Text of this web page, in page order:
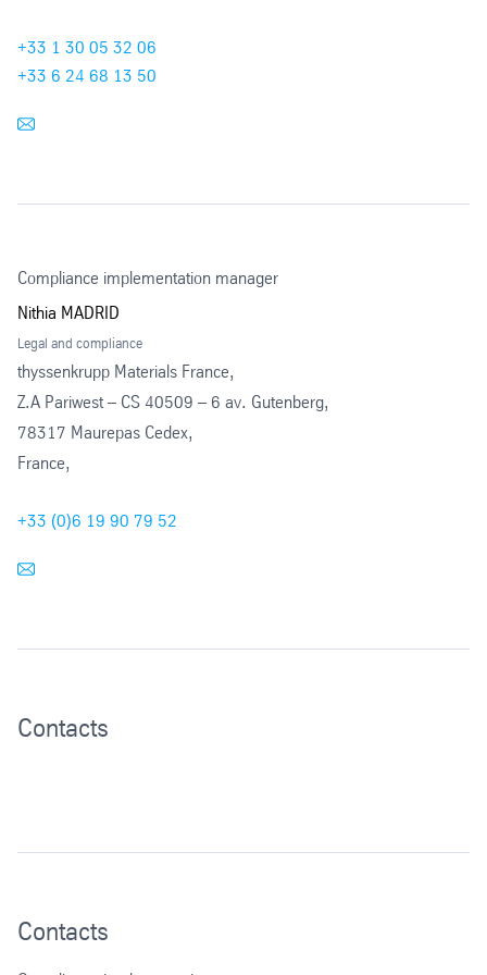
sécurisé, durable et accessible, ou bien par une
transcription de la conversation. Le dénonciateur peut avoir
thyssenkrupp, cliquez ici :Soumettre un rapport
+33 1 30 05 32 06
+33 6 24 68 13 50
Compliance implementation manager
Nithia MADRID
Legal and compliance
thyssenkrupp Materials France,
Z.A Pariwest – CS 40509 – 6 av. Gutenberg,
78317 Maurepas Cedex,
France,
+33 (0)6 19 90 79 52
Contacts
Contacts